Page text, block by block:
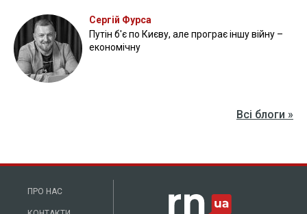
Сергій Фурса
Путін б'є по Києву, але програє іншу війну –
економічну
Всі блоги »
ПРО НАС